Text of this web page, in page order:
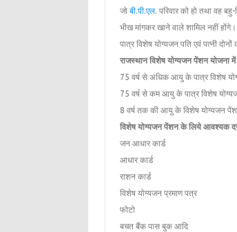
जो बी.पी.एल. परिवार को हो तथा वह
भीख मांगकर खाने वाले शामिल नहीं होंगे।
पात्र विशेष योग्‍यजन पति एवं पत्‍नी
राजस्थान विशेष योग्यजन पेंशन योजना
75 वर्ष से अधिक आयु के पात्र विशेष
75 वर्ष से कम आयु के पात्र विशेष
8 वर्ष तक की आयु के विशेष योग्‍यजन
विशेष योग्यजन पेंशन के लिये आवश्यक
जन आधार कार्ड
आधार कार्ड
राशन कार्ड
विशेष योग्यजन प्रमाण पत्र
फोटो
बचत बैंक पास बुक आदि